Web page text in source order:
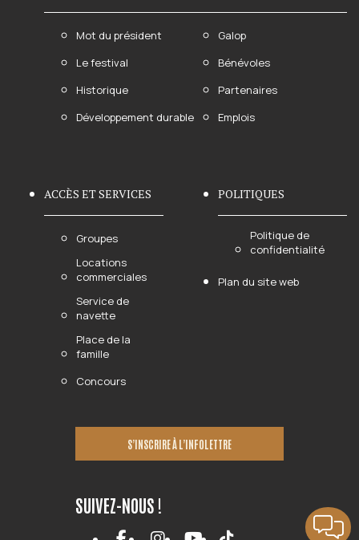
Mot du président
Le festival
Historique
Développement durable
Galop
Bénévoles
Partenaires
Emplois
ACCÈS ET SERVICES
Groupes
Locations
commerciales
Service de
navette
Place de la
famille
Concours
POLITIQUES
Politique de
confidentialité
Plan du site web
S’INSCRIRE À L’INFOLETTRE
SUIVEZ-NOUS !